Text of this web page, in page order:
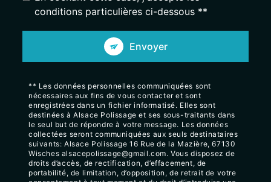
conditions particulières ci-dessous **
Envoyer
** Les données personnelles communiquées sont
nécessaires aux fins de vous contacter et sont
enregistrées dans un fichier informatisé. Elles sont
destinées à Alsace Polissage et ses sous-traitants dans
le seul but de répondre à votre message. Les données
collectées seront communiquées aux seuls destinataires
suivants: Alsace Polissage 16 Rue de la Mazière, 67130
Wisches alsacepolissage@gmail.com. Vous disposez de
droits d’accès, de rectification, d’effacement, de
portabilité, de limitation, d’opposition, de retrait de votre